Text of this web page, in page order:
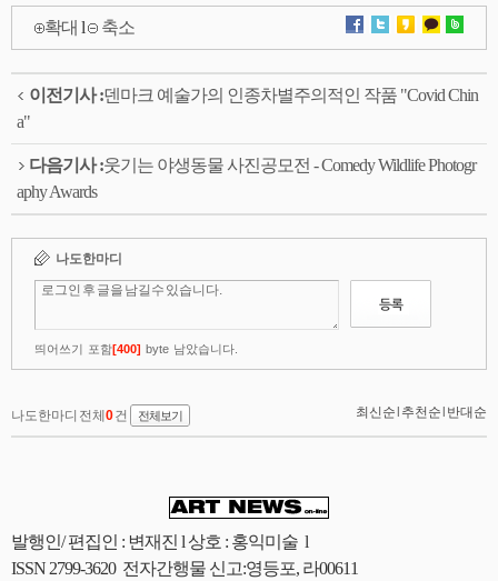
확대 l 축소
이전기사 :덴마크 예술가의 인종차별주의적인 작품 "Covid Chin
a"
다음기사 :웃기는 야생동물 사진공모전 - Comedy Wildlife Photogr
aphy Awards
발행인/ 편집인 : 변재진 l 상호 : 홍익미술 l
ISSN 2799-3620 전자간행물 신고:영등포, 라00611